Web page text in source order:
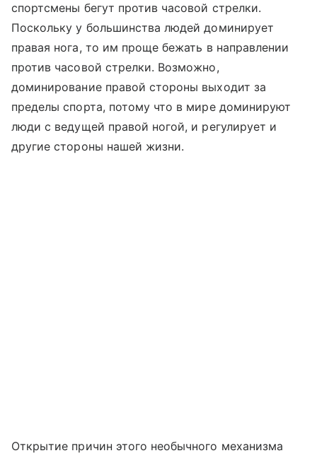
спортсмены бегут против часовой стрелки.
Поскольку у большинства людей доминирует
правая нога, то им проще бежать в направлении
против часовой стрелки. Возможно,
доминирование правой стороны выходит за
пределы спорта, потому что в мире доминируют
люди с ведущей правой ногой, и регулирует и
другие стороны нашей жизни.
Открытие причин этого необычного механизма